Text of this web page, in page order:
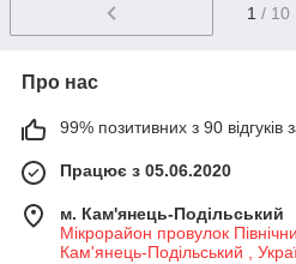
1 / 10
Про нас
99% позитивних з 90 відгуків
Працює з 05.06.2020
м. Кам'янець-Подільський
Мікрорайон провулок
Кам'янець-Подільський ,